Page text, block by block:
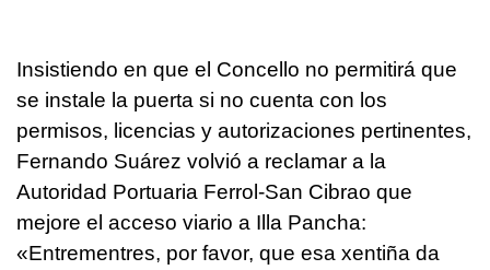
Insistiendo en que el Concello no permitirá que
se instale la puerta si no cuenta con los
permisos, licencias y autorizaciones pertinentes,
Fernando Suárez volvió a reclamar a la
Autoridad Portuaria Ferrol-San Cibrao que
mejore el acceso viario a Illa Pancha:
«Entrementres, por favor, que esa xentiña da